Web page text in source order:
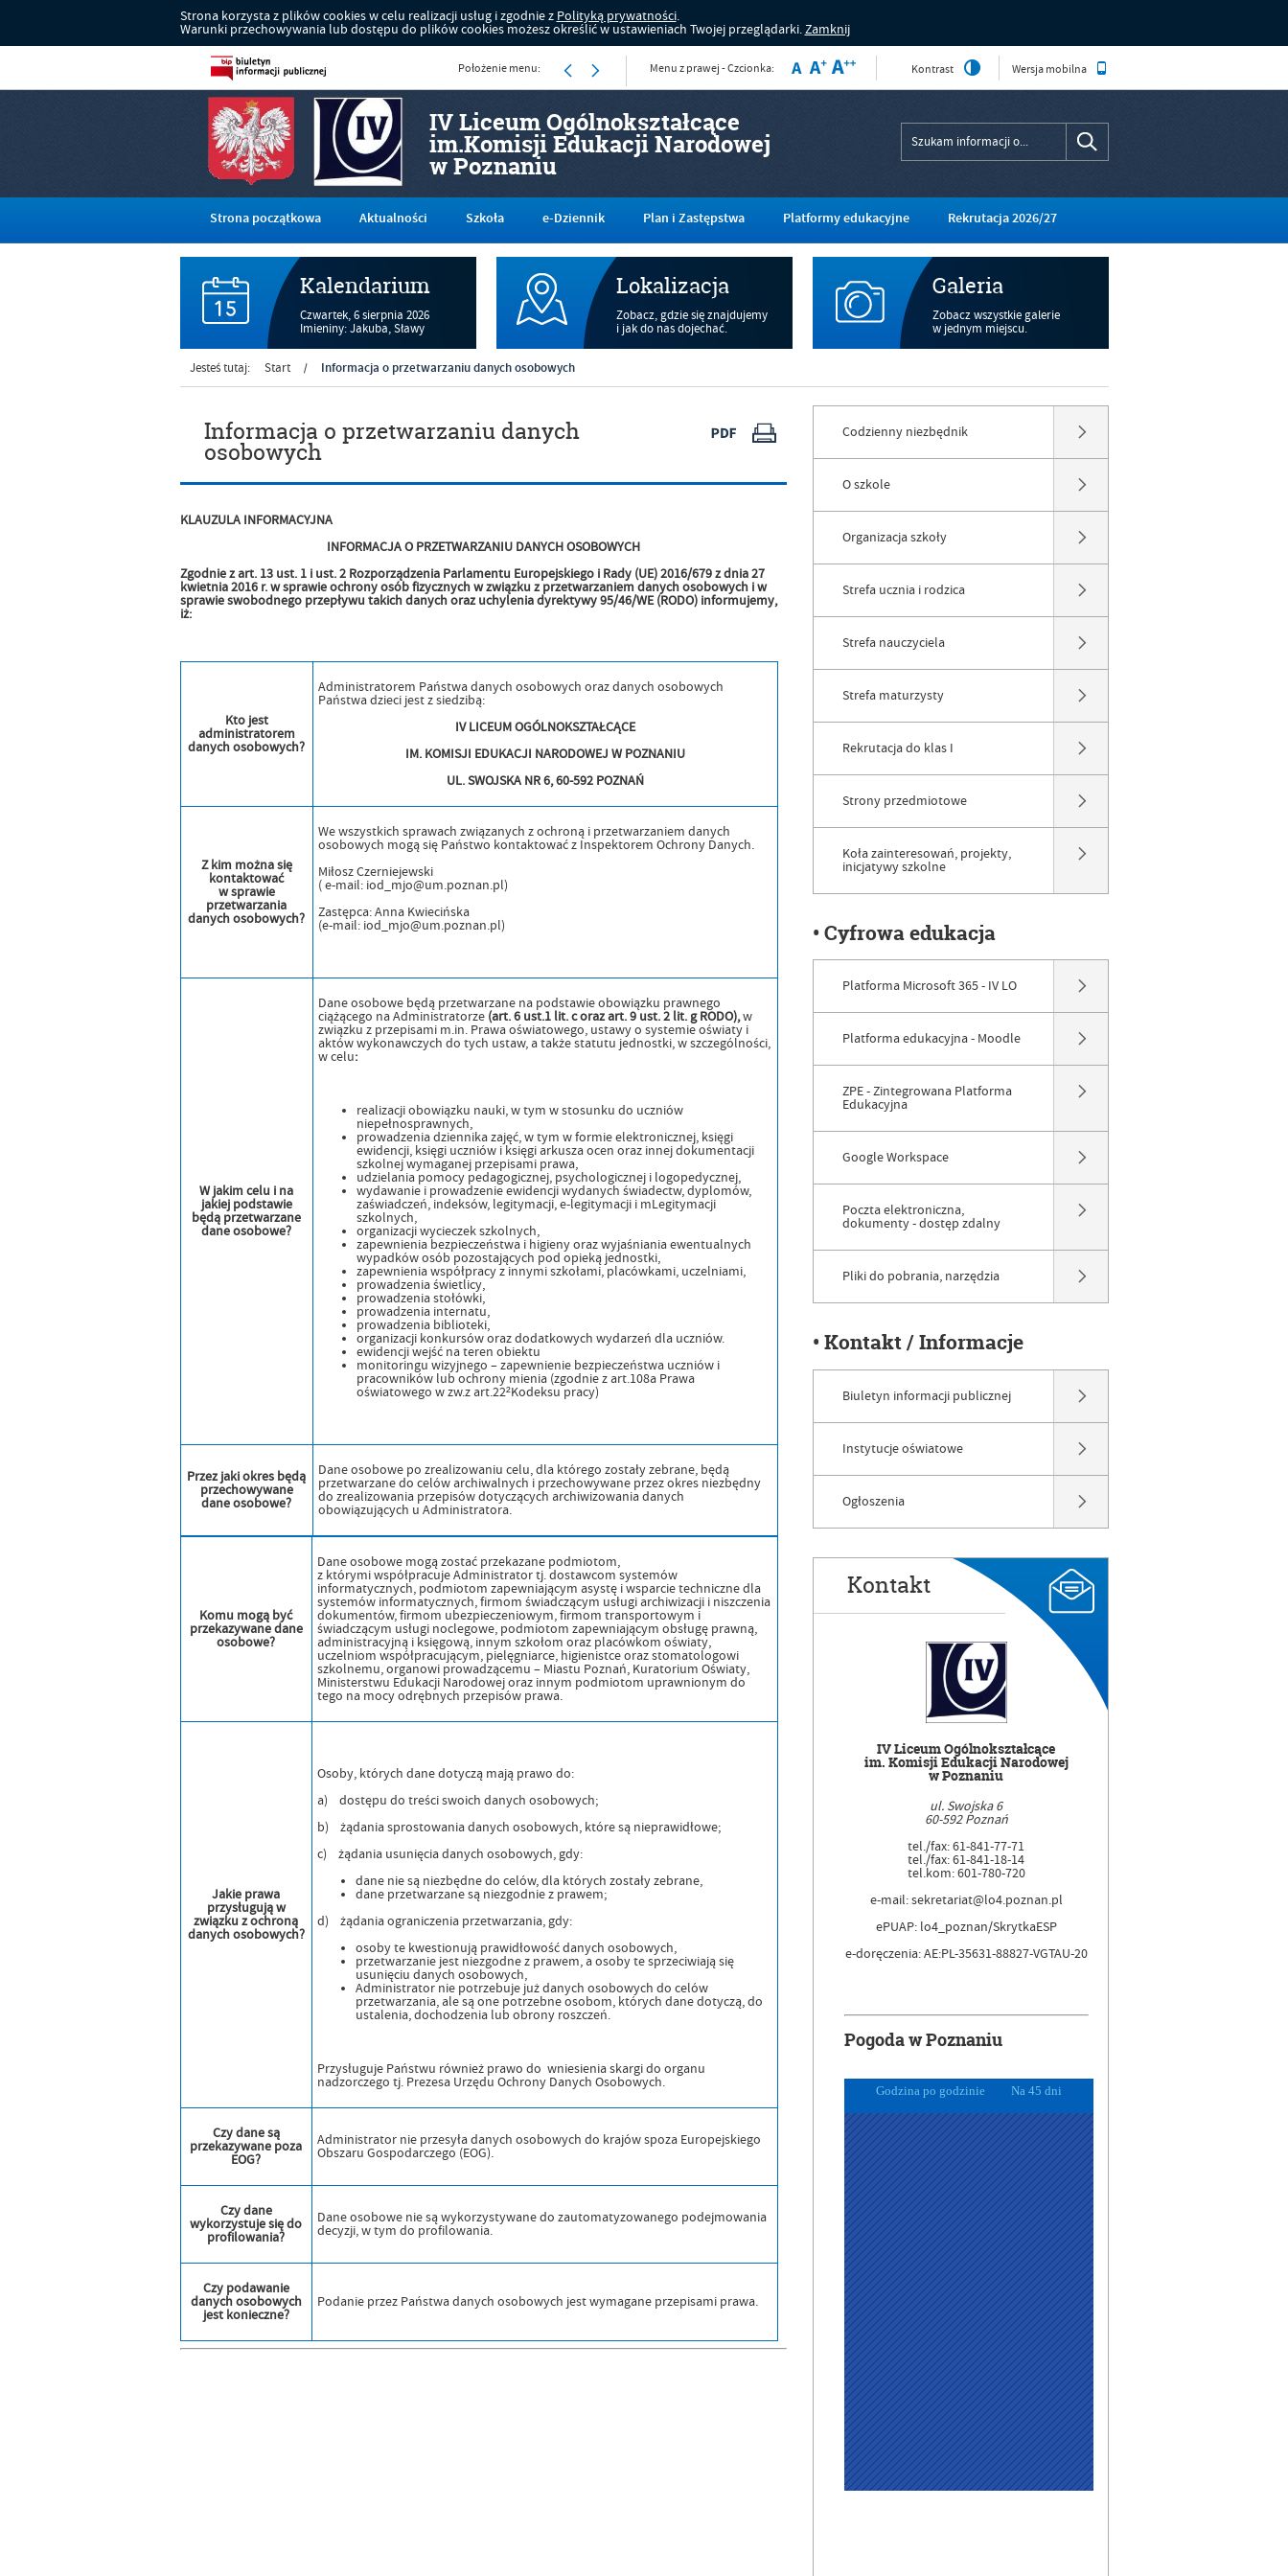
Strona korzysta z plików cookies w celu realizacji usług i zgodnie z Polityką prywatności.
Warunki przechowywania lub dostępu do plików cookies możesz określić w ustawieniach Twojej przeglądarki.Zamknij
IV Liceum Ogólnokształcące
im.Komisji Edukacji Narodowej
w Poznaniu
Położenie menu: Menu z prawej - Czcionka: Kontrast Wersja mobilna
Strona początkowa Aktualności Szkoła e-Dziennik Plan i Zastępstwa Platformy edukacyjne Rekrutacja 2026/27
Kalendarium
Czwartek,6 sierpnia 2026
Imieniny: Jakuba, Sławy
Lokalizacja
Zobacz, gdzie się znajdujemy
i jak do nas dojechać.
Galeria
Zobacz wszystkie galerie
w jednym miejscu.
Jesteś tutaj: Start / Informacja o przetwarzaniu danych osobowych
Informacja o przetwarzaniu danych
osobowych
KLAUZULA INFORMACYJNA
INFORMACJA O PRZETWARZANIU DANYCH OSOBOWYCH
Zgodnie z art. 13 ust. 1 i ust. 2 Rozporządzenia Parlamentu Europejskiego i Rady (UE) 2016/679 z dnia 27
kwietnia 2016 r. w sprawie ochrony osób fizycznych w związku z przetwarzaniem danych osobowych i w
sprawie swobodnego przepływu takich danych oraz uchylenia dyrektywy 95/46/WE (RODO) informujemy,
iż:
Kto jest
administratorem
danych osobowych?
Administratorem Państwa danych osobowych oraz danych osobowych
Państwa dzieci jest z siedzibą:
IV LICEUM OGÓLNOKSZTAŁCĄCE
IM. KOMISJI EDUKACJI NARODOWEJ W POZNANIU
UL. SWOJSKA NR 6, 60-592 POZNAŃ
Z kim można się
kontaktować
w sprawie
przetwarzania
danych osobowych?
We wszystkich sprawach związanych z ochroną i przetwarzaniem danych
osobowych mogą się Państwo kontaktować z Inspektorem Ochrony Danych.
Miłosz Czerniejewski
( e-mail: iod_mjo@um.poznan.pl)
Zastępca: Anna Kwiecińska
(e-mail: iod_mjo@um.poznan.pl)
W jakim celu i na
jakiej podstawie
będą przetwarzane
dane osobowe?
Dane osobowe będą przetwarzane na podstawie obowiązku prawnego
ciążącego na Administratorze (art. 6 ust.1 lit. c oraz art. 9 ust. 2 lit. g RODO),w
związku z przepisami m.in. Prawa oświatowego, ustawy o systemie oświaty i
aktów wykonawczych do tych ustaw, a także statutu jednostki, w szczególności,
w celu:
realizacji obowiązku nauki, w tym w stosunku do uczniów
niepełnosprawnych,
prowadzenia dziennika zajęć, w tym w formie elektronicznej, księgi
ewidencji, księgi uczniów i księgi arkusza ocen oraz innej dokumentacji
szkolnej wymaganej przepisami prawa,
udzielania pomocy pedagogicznej, psychologicznej i logopedycznej,
wydawanie i prowadzenie ewidencji wydanych świadectw, dyplomów,
zaświadczeń, indeksów, legitymacji, e-legitymacji i mLegitymacji
szkolnych,
organizacji wycieczek szkolnych,
zapewnienia bezpieczeństwa i higieny oraz wyjaśniania ewentualnych
wypadków osób pozostających pod opieką jednostki,
zapewnienia współpracy z innymi szkołami, placówkami, uczelniami,
prowadzenia świetlicy,
prowadzenia stołówki,
prowadzenia internatu,
prowadzenia biblioteki,
organizacji konkursów oraz dodatkowych wydarzeń dla uczniów.
ewidencji wejść na teren obiektu
monitoringu wizyjnego – zapewnienie bezpieczeństwa uczniów i
pracowników lub ochrony mienia (zgodnie z art.108a Prawa
oświatowego w zw.z art.22²Kodeksu pracy)
Przez jaki okres będą
przechowywane
dane osobowe?
Dane osobowe po zrealizowaniu celu, dla którego zostały zebrane, będą
przetwarzane do celów archiwalnych i przechowywane przez okres niezbędny
do zrealizowania przepisów dotyczących archiwizowania danych
obowiązujących u Administratora.
Komu mogą być
przekazywane dane
osobowe?
Dane osobowe mogą zostać przekazane podmiotom,
z którymi współpracuje Administrator tj. dostawcom systemów
informatycznych, podmiotom zapewniającym asystę i wsparcie techniczne dla
systemów informatycznych, firmom świadczącym usługi archiwizacji i niszczenia
dokumentów, firmom ubezpieczeniowym, firmom transportowym i
świadczącym usługi noclegowe, podmiotom zapewniającym obsługę prawną,
administracyjną i księgową, innym szkołom oraz placówkom oświaty,
uczelniom współpracującym, pielęgniarce, higienistce oraz stomatologowi
szkolnemu, organowi prowadzącemu – Miastu Poznań, Kuratorium Oświaty,
Ministerstwu Edukacji Narodowej oraz innym podmiotom uprawnionym do
tego na mocy odrębnych przepisów prawa.
Jakie prawa
przysługują w
związku z ochroną
danych osobowych?
Osoby, których dane dotyczą mają prawo do:
a) dostępu do treści swoich danych osobowych;
b) żądania sprostowania danych osobowych, które są nieprawidłowe;
c) żądania usunięcia danych osobowych, gdy:
dane nie są niezbędne do celów, dla których zostały zebrane,
dane przetwarzane są niezgodnie z prawem;
d) żądania ograniczenia przetwarzania, gdy:
osoby te kwestionują prawidłowość danych osobowych,
przetwarzanie jest niezgodne z prawem, a osoby te sprzeciwiają się
usunięciu danych osobowych,
Administrator nie potrzebuje już danych osobowych do celów
przetwarzania, ale są one potrzebne osobom, których dane dotyczą, do
ustalenia, dochodzenia lub obrony roszczeń.
Przysługuje Państwu również prawo do wniesienia skargi do organu
nadzorczego tj. Prezesa Urzędu Ochrony Danych Osobowych.
Czy dane są
przekazywane poza
EOG?
Administrator nie przesyła danych osobowych do krajów spoza Europejskiego
Obszaru Gospodarczego (EOG).
Czy dane
wykorzystuje się do
profilowania?
Dane osobowe nie są wykorzystywane do zautomatyzowanego podejmowania
decyzji, w tym do profilowania.
Czy podawanie
danych osobowych
jest konieczne?
Podanie przez Państwa danych osobowych jest wymagane przepisami prawa.
Codzienny niezbędnik
O szkole
Organizacja szkoły
Strefa ucznia i rodzica
Strefa nauczyciela
Strefa maturzysty
Rekrutacja do klas I
Strony przedmiotowe
Koła zainteresowań, projekty,
inicjatywy szkolne
• Cyfrowa edukacja
Platforma Microsoft 365 - IV LO
Platforma edukacyjna - Moodle
ZPE - Zintegrowana Platforma
Edukacyjna
Google Workspace
Poczta elektroniczna,
dokumenty - dostęp zdalny
Pliki do pobrania, narzędzia
• Kontakt / Informacje
Biuletyn informacji publicznej
Instytucje oświatowe
Ogłoszenia
Kontakt
IV Liceum Ogólnokształcące
im. Komisji Edukacji Narodowej
w Poznaniu
ul. Swojska 6
60-592 Poznań
tel./fax: 61-841-77-71
tel./fax: 61-841-18-14
tel.kom: 601-780-720
e-mail: sekretariat@lo4.poznan.pl
ePUAP: lo4_poznan/SkrytkaESP
e-doręczenia: AE:PL-35631-88827-VGTAU-20
Pogoda w Poznaniu